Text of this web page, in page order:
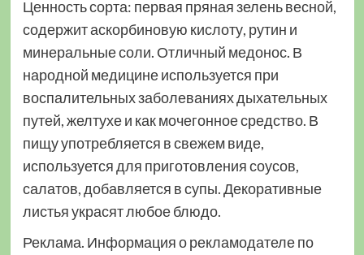
Ценность сорта: первая пряная зелень весной,
содержит аскорбиновую кислоту, рутин и
минеральные соли. Отличный медонос. В
народной медицине используется при
воспалительных заболеваниях дыхательных
путей, желтухе и как мочегонное средство. В
пищу употребляется в свежем виде,
используется для приготовления соусов,
салатов, добавляется в супы. Декоративные
листья украсят любое блюдо.
Реклама. Информация о рекламодателе по